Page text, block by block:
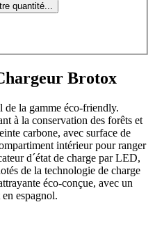
quantité...
Brotox
la gamme éco-friendly.
à la conservation des forêts et
carbone, avec surface de
intérieur pour ranger
d´état de charge par LED,
de la technologie de charge
éco-conçue, avec un
espagnol.